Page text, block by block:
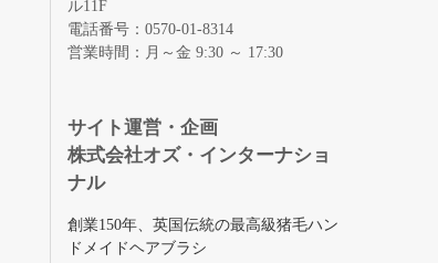
ル11F
電話番号：0570-01-8314
営業時間：月～金 9:30 ～ 17:30
サイト運営・企画
株式会社オズ・インターナショ
ナル
創業150年、英国伝統の最高級猪毛ハン
ドメイドヘアブラシ